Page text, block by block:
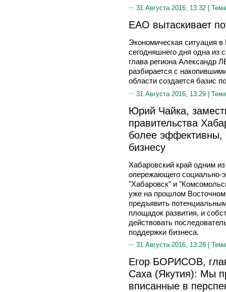
31 Августа 2016, 13:32 |
ЕАО вытаскивает
Экономическая ситуация
сегодняшнего дня одна
глава региона Александр
разбирается с
области создается базис
31 Августа 2016, 13:29 |
Юрий Чайка,
правительства
более эффективны,
бизнесу
Хабаровский край одним
опережающего социально-
"Хабаровск" и
уже на прошлом
предъявить
площадок развития, и
действовать
поддержки бизнеса.
31 Августа 2016, 13:28 |
Егор БОРИСОВ,
Саха (Якутия): Мы
вписанные в